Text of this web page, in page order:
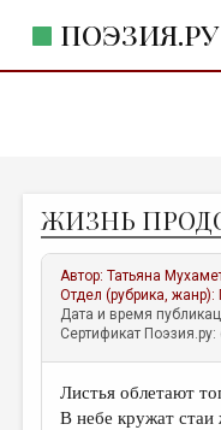
ПОЭЗИЯ.РУ
ЖАНРЫ
АВТОРЫ
КОММЕНТАРИИ
ЛИТСАЛОН
НОВОСТИ
ЖИЗНЬ
Автор:Татьяна
Отдел (рубрика, жанр):
Дата и время
Сертификат
Листья облетают
В небе кружат стаи